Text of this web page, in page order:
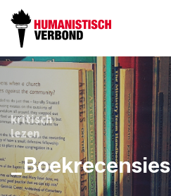
kritisch
lezen
_Boekrecensies